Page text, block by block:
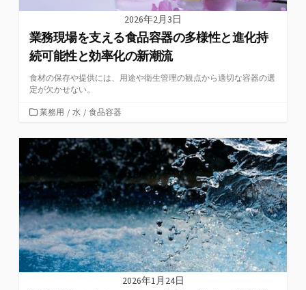
2026年2月3日
業務現場を支える食品容器の多様性と進化持
続可能性と効率化の新潮流
食材の保存や提供には、用途や衛生管理の観点から適切な容器の選
定が欠かせない。
カ
ゴ
ー
業務用 / 水 / 食品容器
2026年1月24日